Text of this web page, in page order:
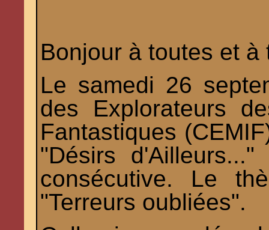
Bonjour à toutes et à
Le samedi 26
des Explorateurs
Fantastiques
"Désirs
consécutive. Le
"Terreurs oubliées".